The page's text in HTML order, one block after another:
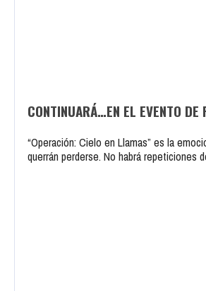
CONTINUARÁ…EN EL EVENTO
“Operación: Cielo en Llamas” es la
querrán perderse. No habrá repeticiones